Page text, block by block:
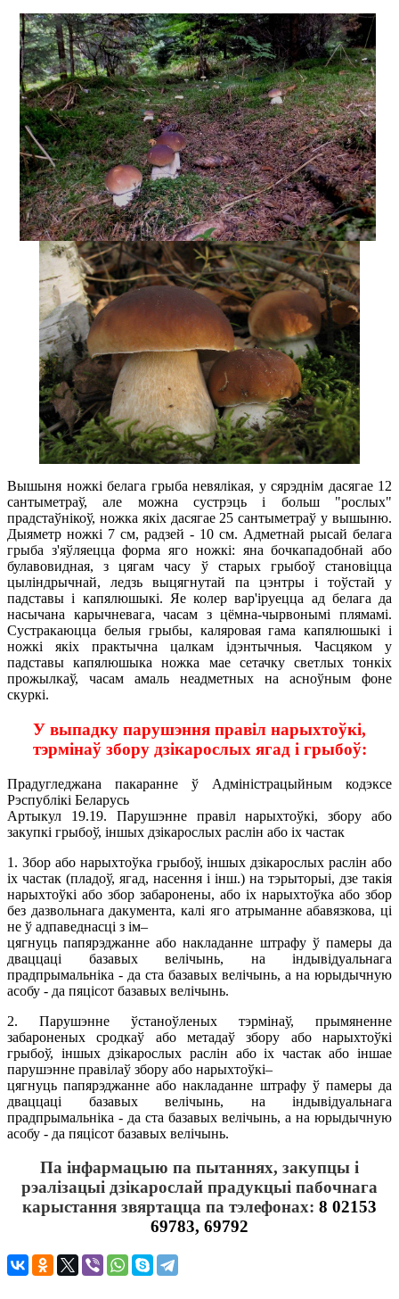
Вышыня ножкі белага грыба невялікая, у сярэднім дасягае 12
сантыметраў, але можна сустрэць і больш "рослых"
прадстаўнікоў, ножка якіх дасягае 25 сантыметраў у вышыню.
Дыяметр ножкі 7 см, радзей - 10 см. Адметнай рысай белага
грыба з'яўляецца форма яго ножкі: яна бочкападобнай або
булавовидная, з цягам часу ў старых грыбоў становіцца
цыліндрычнай, ледзь выцягнутай па цэнтры і тоўстай у
падставы і капялюшыкі. Яе колер вар'іруецца ад белага да
насычана карычневага, часам з цёмна-чырвонымі плямамі.
Сустракаюцца белыя грыбы, каляровая гама капялюшыкі і
ножкі якіх практычна цалкам ідэнтычныя. Часцяком у
падставы капялюшыка ножка мае сетачку светлых тонкіх
прожылкаў, часам амаль неадметных на асноўным фоне
скуркі.
У выпадку парушэння правіл нарыхтоўкі,
тэрмінаў збору дзікарослых ягад і грыбоў:
Прадугледжана пакаранне ў Адміністрацыйным кодэксе
Рэспублікі Беларусь
Артыкул 19.19. Парушэнне правіл нарыхтоўкі, збору або
закупкі грыбоў, іншых дзікарослых раслін або іх частак
1. Збор або нарыхтоўка грыбоў, іншых дзікарослых раслін або
іх частак (пладоў, ягад, насення і інш.) на тэрыторыі, дзе такія
нарыхтоўкі або збор забаронены, або іх нарыхтоўка або збор
без дазвольнага дакумента, калі яго атрыманне абавязкова, ці
не ў адпаведнасці з ім–
цягнуць папярэджанне або накладанне штрафу ў памеры да
дваццаці базавых велічынь, на індывідуальнага
прадпрымальніка - да ста базавых велічынь, а на юрыдычную
асобу - да пяцісот базавых велічынь.
2. Парушэнне ўстаноўленых тэрмінаў, прымяненне
забароненых сродкаў або метадаў збору або нарыхтоўкі
грыбоў, іншых дзікарослых раслін або іх частак або іншае
парушэнне правілаў збору або нарыхтоўкі–
цягнуць папярэджанне або накладанне штрафу ў памеры да
дваццаці базавых велічынь, на індывідуальнага
прадпрымальніка - да ста базавых велічынь, а на юрыдычную
асобу - да пяцісот базавых велічынь.
Па інфармацыю па пытаннях, закупцы і
рэалізацыі дзікарослай прадукцыі пабочнага
карыстання звяртацца па тэлефонах: 8 02153
69783, 69792